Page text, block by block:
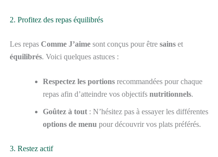
2. Profitez des repas équilibrés
Les repas Comme J’aime sont conçus pour être sains et
équilibrés. Voici quelques astuces :
Respectez les portions recommandées pour chaque
repas afin d’atteindre vos objectifs nutritionnels.
Goûtez à tout : N’hésitez pas à essayer les différentes
options de menu pour découvrir vos plats préférés.
3. Restez actif